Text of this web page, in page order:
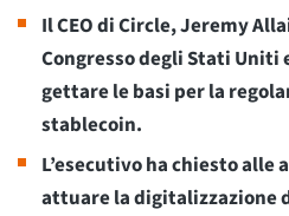
Il CEO di Circle, Jeremy
Congresso degli Stati Uniti
gettare le basi per la
stablecoin.
L’esecutivo ha chiesto
attuare la digitalizzazione